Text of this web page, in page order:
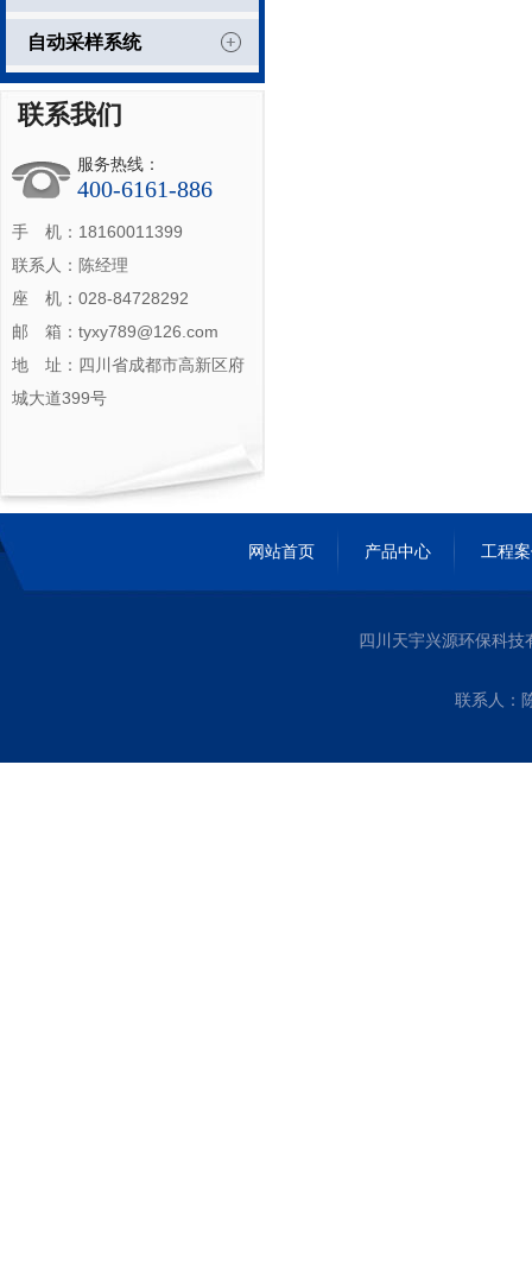
自动采样系统
联系我们
服务热线：
400-6161-886
手 机：18160011399
联系人：陈经理
座 机：028-84728292
邮 箱：tyxy789@126.com
地 址：四川省成都市高新区府
城大道399号
网站首页 产品中心 工程
四川天宇兴源环保科
联系人：